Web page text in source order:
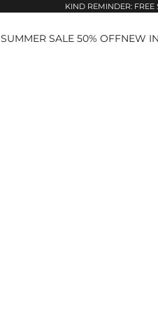
KIND REMINDER:
SUMMER SALE 50% OFFNEW IN